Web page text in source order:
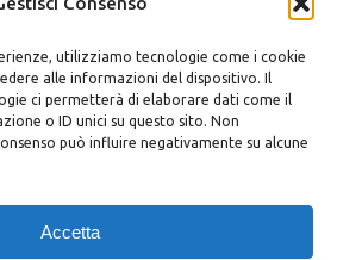
utilizziamo tecnologie come i cookie
alle informazioni del dispositivo. Il
ci permetterà di elaborare dati come il
o ID unici su questo sito. Non
può influire negativamente su alcune
Accetta
email
Veneto 30 – 96012 Avola (SR)
P.iva 02037400898